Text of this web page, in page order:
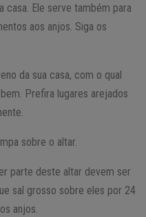
casa. Ele serve também para
aos anjos. Siga os
da sua casa, com o qual
Prefira lugares arejados
sobre o altar.
parte deste altar devem ser
sal grosso sobre eles por 24
anjos.